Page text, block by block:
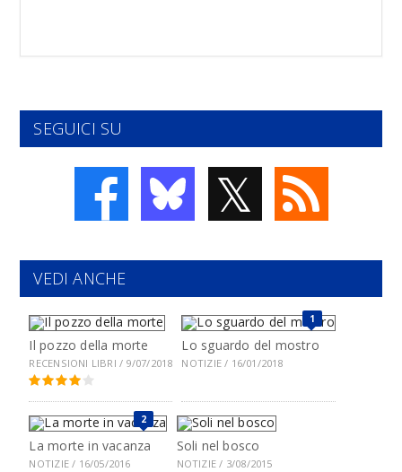
SEGUICI SU
𝕏
VEDI ANCHE
Il pozzo della morte
RECENSIONI LIBRI / 9/07/2018
1
Lo sguardo del mostro
NOTIZIE / 16/01/2018
2
La morte in vacanza
NOTIZIE / 16/05/2016
Soli nel bosco
NOTIZIE / 3/08/2015